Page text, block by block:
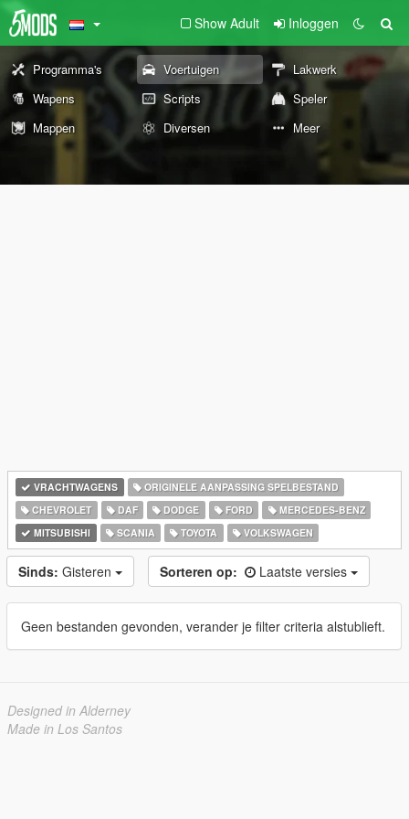
Show Adult Inloggen
Programma's Voertuigen
Lakwerk
Wapens
Scripts
Speler
Mappen
Diversen Meer
VRACHTWAGENS
ORIGINELE AANPASSING SPELBESTAND
CHEVROLET
DAF DODGE FORD
MERCEDES-BENZ
MITSUBISHI
SCANIA TOYOTA VOLKSWAGEN
Sinds: Gisteren Sorteren op: Laatste versies
Geen bestanden gevonden, verander je filter criteria alstublieft.
Designed in Alderney
Made in Los Santos